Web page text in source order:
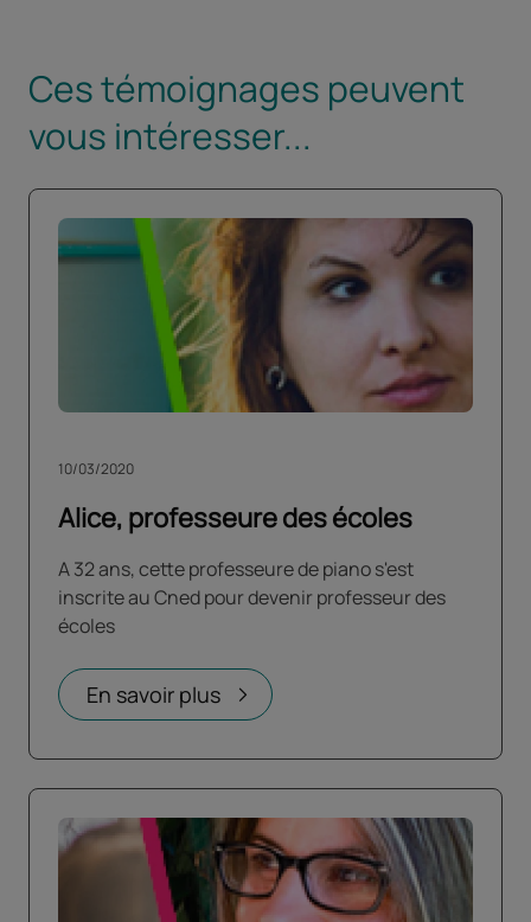
Ces témoignages peuvent
vous intéresser...
Alice, professeure des écoles
10/03/2020
A 32 ans, cette professeure de piano s'est
inscrite au Cned pour devenir professeur des
écoles
En savoir plus